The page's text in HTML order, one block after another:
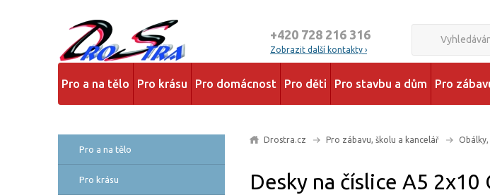
+420 728 216 316
Zobrazit další kontakty ›
Pro a na tělo Pro krásu Pro domácnost Pro děti Pro stavbu a dům Pro
Pro a na tělo
Pro krásu
Drostra.cz Pro zábavu, školu a kancelář
Desky na číslice A5 2x10